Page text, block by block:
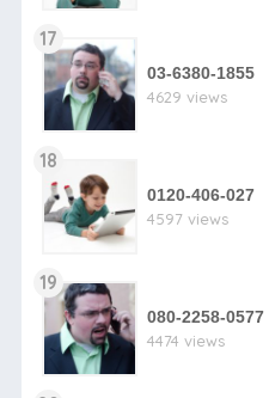
17
03-6380-1855
4629 views
18
0120-406-027
4597 views
19
080-2258-
4474 views